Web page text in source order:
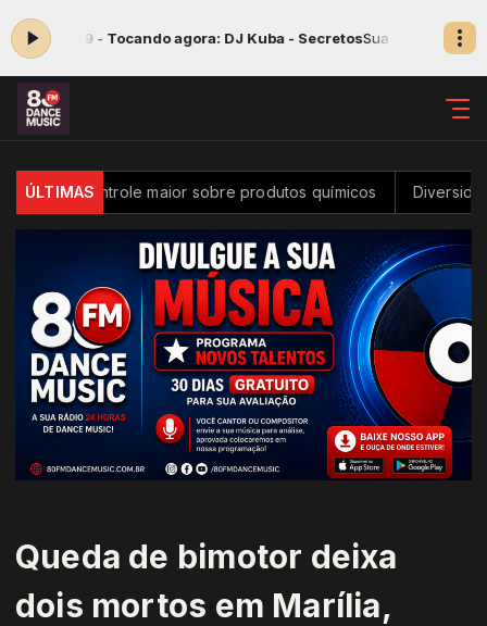
05:59 - Tocando agora: DJ Kuba - SecretosSua melhor música da
ÚLTIMAS
controle maior sobre produtos químicos Diversidade na
Queda de bimotor deixa
dois mortos em Marília,